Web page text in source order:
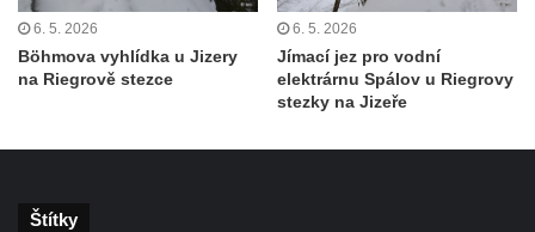
Vyhlídka na SWAMP u Máchova jezera
Vyhlídka na Křížovém vrchu u Rynartic
Vyhlídka v lukách pod Hrazeným
6. 5. 2026
Böhmova vyhlídka u Jizery
na Riegrově stezce
6. 5. 2026
Jímací jez pro vodní
elektrárnu Spálov u Riegrovy
stezky na Jizeře
Štítky